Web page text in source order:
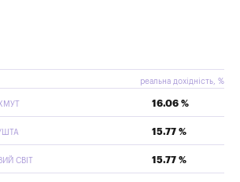
реальна дохідність, %
16.06 %
15.77 %
СВІТ 15.77 %